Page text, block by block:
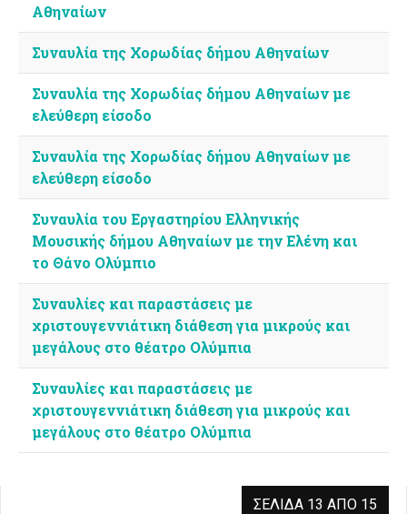
Αθηναίων
Συναυλία της Χορωδίας δήμου Αθηναίων
Συναυλία της Χορωδίας δήμου Αθηναίων με
ελεύθερη είσοδο
Συναυλία της Χορωδίας δήμου Αθηναίων με
ελεύθερη είσοδο
Συναυλία του Εργαστηρίου Ελληνικής
Μουσικής δήμου Αθηναίων με την Ελένη και
το Θάνο Ολύμπιο
Συναυλίες και παραστάσεις με
χριστουγεννιάτικη διάθεση για μικρούς και
μεγάλους στο θέατρο Ολύμπια
Συναυλίες και παραστάσεις με
χριστουγεννιάτικη διάθεση για μικρούς και
μεγάλους στο θέατρο Ολύμπια
ΣΕΛΊΔΑ 13 ΑΠΌ 15